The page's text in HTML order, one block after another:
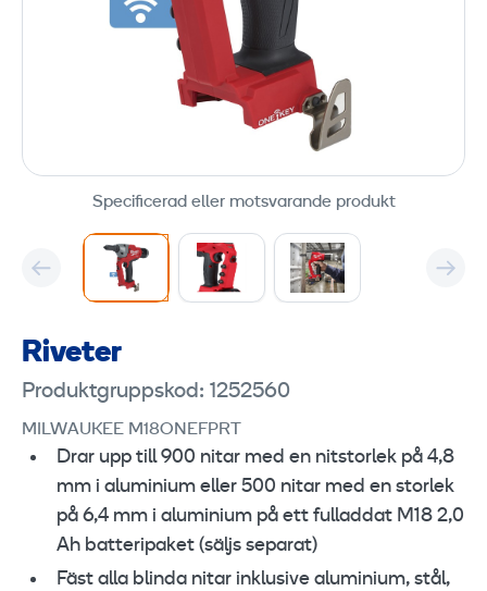
Specificerad eller motsvarande produkt
Riveter
Produktgruppskod: 1252560
MILWAUKEE M18ONEFPRT
Drar upp till 900 nitar med en nitstorlek på 4,8
mm i aluminium eller 500 nitar med en storlek
på 6,4 mm i aluminium på ett fulladdat M18 2,0
Ah batteripaket (säljs separat)
Fäst alla blinda nitar inklusive aluminium, stål,